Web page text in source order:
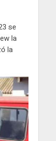
se
la
la